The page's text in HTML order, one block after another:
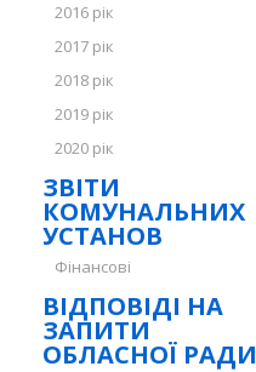
2016 рік
2017 рік
2018 рік
2019 рік
2020 рік
ЗВІТИ
КОМУНАЛЬНИХ
УСТАНОВ
Фінансові
ВІДПОВІДІ НА
ЗАПИТИ
ОБЛАСНОЇ РАДИ